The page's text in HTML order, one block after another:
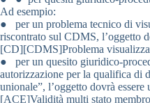
Ad esempio:
● per un problema tecnico di
riscontrato sul CDMS, l’oggetto
[CD][CDMS]Problema
● per un quesito giuridico-
autorizzazione per la qualifica di
unionale”, l’oggetto dovrà
[ACE]Validità multi stato